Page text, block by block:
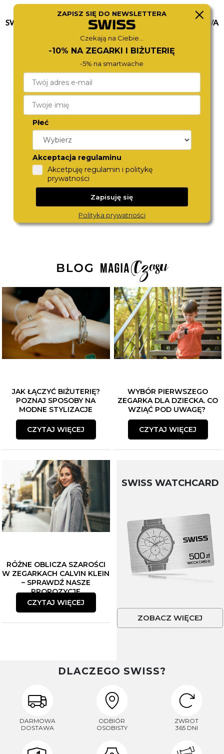
SWISS MILITARY HANOWA SWISS MILITARY HANOWA
BOSS
1513950.SET
2 190,- 2 280,-
JAK ŁĄCZYĆ BIŻUTERIĘ?
POZNAJ SPOSOBY NA
MODNE STYLIZACJE
CZYTAJ WIĘCEJ
WYBÓR PIERWSZEGO
ZEGARKA DLA DZIECKA. CO
WZIĄĆ POD UWAGĘ?
CZYTAJ WIĘCEJ
RÓŻNE OBLICZA SZAROŚCI
W ZEGARKACH CALVIN KLEIN
– SPRAWDŹ NASZE
PROPOZYCJE
CZYTAJ WIĘCEJ
SWISS WATCHCARD
ZOBACZ WIĘCEJ
DLACZEGO SWISS?
DARMOWA
DOSTAWA
ODBIÓR
OSOBISTY
ZWROT
365 DNI
ZAPISZ SIĘ DO NEWSLETTERA
Czekają na Ciebie...
-10% NA ZEGARKI I BIŻUTERIĘ
-5% na smartwache
Płeć
Akceptacja regulaminu
Akcetpuję regulamin i politykę
prywatności
Zapisuję się
Polityka prywatności